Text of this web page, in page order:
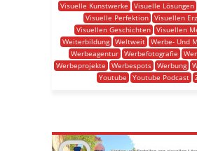
Visuelle Kunstwerke
Visuelle Lösungen
Visuelle Perfektion Visuellen
Visuellen Geschichten Visuellen
Weiterbildung Weltweit Werbe- Und
Werbeagentur
Werbefotografie
Werbeprojekte
Werbespots Werbung
Youtube
Youtube Podcast